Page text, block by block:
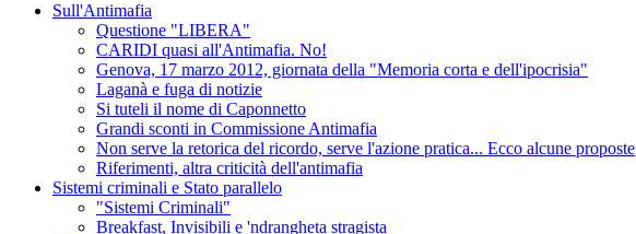
Sull'Antimafia
Questione "LIBERA"
CARIDI quasi all'Antimafia. No!
Genova, 17 marzo 2012, giornata della "Memoria corta e dell'ipocrisia"
Laganà e fuga di notizie
Si tuteli il nome di Caponnetto
Grandi sconti in Commissione Antimafia
Non serve la retorica del ricordo, serve l'azione pratica... Ecco alcune proposte
Riferimenti, altra criticità dell'antimafia
Sistemi criminali e Stato parallelo
"Sistemi Criminali"
Breakfast, Invisibili e 'ndrangheta stragista